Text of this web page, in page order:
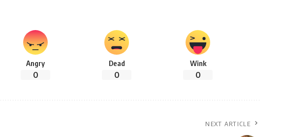
Angry
0
Dead
0
Wink
0
NEXT ARTICLE